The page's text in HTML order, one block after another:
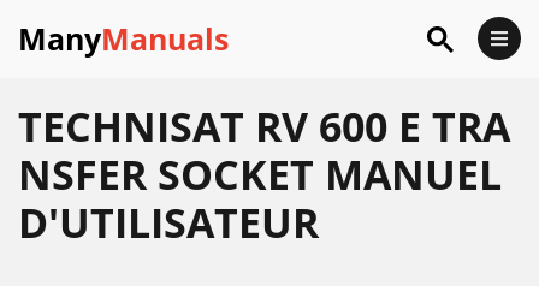
ManyManuals
TECHNISAT RV 600 E TRA
NSFER SOCKET MANUEL
D'UTILISATEUR